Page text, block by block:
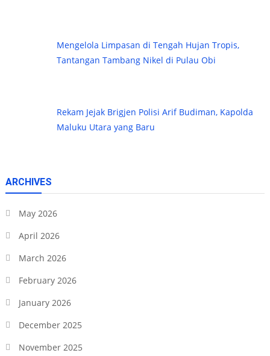
Mengelola Limpasan di Tengah Hujan Tropis,
Tantangan Tambang Nikel di Pulau Obi
Rekam Jejak Brigjen Polisi Arif Budiman, Kapolda
Maluku Utara yang Baru
ARCHIVES
May 2026
April 2026
March 2026
February 2026
January 2026
December 2025
November 2025